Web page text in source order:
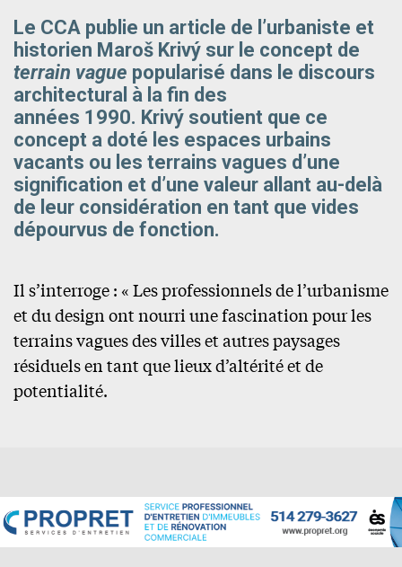
Le CCA publie un article de l’urbaniste et
historien Maroš Krivý sur le concept de
terrain vague popularisé dans le discours
architectural à la fin des
années 1990. Krivý soutient que ce
concept a doté les espaces urbains
vacants ou les terrains vagues d’une
signification et d’une valeur allant au-delà
de leur considération en tant que vides
dépourvus de fonction.
Il s’interroge : « Les professionnels de l’urbanisme
et du design ont nourri une fascination pour les
terrains vagues des villes et autres paysages
résiduels en tant que lieux d’altérité et de
potentialité.